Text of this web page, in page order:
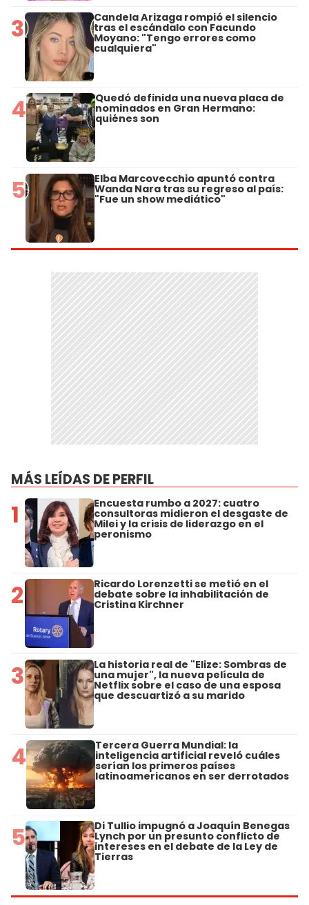
3 Candela Arizaga rompió el silencio
tras el escándalo con Facundo
Moyano: "Tengo errores como
cualquiera"
4 Quedó definida una nueva placa de
nominados en Gran Hermano:
quiénes son
5 Elba Marcovecchio apuntó contra
Wanda Nara tras su regreso al país:
"Fue un show mediático"
MÁS LEÍDAS DE PERFIL
1 Encuesta rumbo a 2027: cuatro
consultoras midieron el desgaste de
Milei y la crisis de liderazgo en el
peronismo
2 Ricardo Lorenzetti se metió en el
debate sobre la inhabilitación de
Cristina Kirchner
3 La historia real de "Elize: Sombras de
una mujer", la nueva película de
Netflix sobre el caso de una esposa
que descuartizó a su marido
4 Tercera Guerra Mundial: la
inteligencia artificial reveló cuáles
serían los primeros países
latinoamericanos en ser derrotados
5 Di Tullio impugnó a Joaquín Benegas
Lynch por un presunto conflicto de
intereses en el debate de la Ley de
Tierras